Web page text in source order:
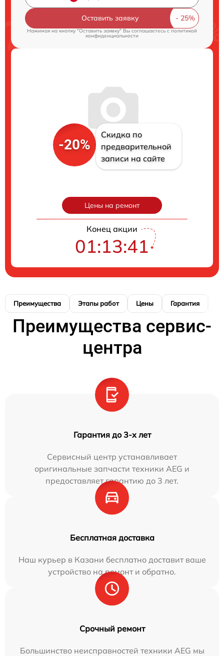
Оставить заявку
Нажимая на кнопку "Оставить заявку" Вы соглашаетесь cполитикой
конфиденциальности
-20%
Скидка по
предварительной
записи на сайте
Цены на ремонт
Конец акции
01:13:40
Преимущества Этапы работ Цены Гарантия
Преимущества сервис-
центра
Гарантия до 3-х лет
Сервисный центр устанавливает
оригинальные запчасти техники AEG и
предоставляет гарантию до 3 лет.
Бесплатная доставка
Наш курьер в Казани бесплатно доставит ваше
устройство на ремонт и обратно.
Срочный ремонт
Большинство неисправностей техники AEG мы